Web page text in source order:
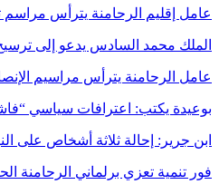
عامل إقليم الرحامنة يترأس مراسم
الملك محمد السادس يدعو إلى
عامل الرحامنة يترأس مراسيم
بوعيدة يكتب: اعترافات سياسي
ابن جرير: إحالة ثلاثة أشخاص على
فور تنمية تعزي برلماني الرحامنة